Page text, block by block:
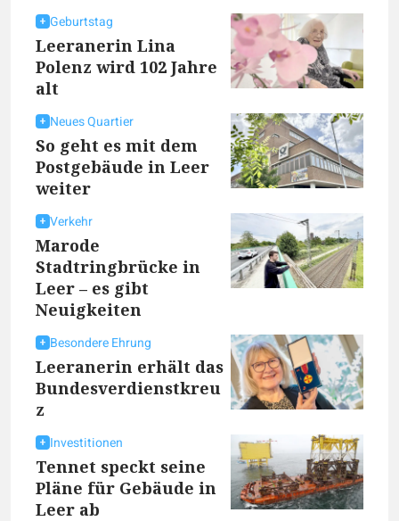
Geburtstag
Leeranerin Lina
Polenz wird 102 Jahre
alt
Neues Quartier
So geht es mit dem
Postgebäude in Leer
weiter
Verkehr
Marode
Stadtringbrücke in
Leer – es gibt
Neuigkeiten
Besondere Ehrung
Leeranerin erhält das
Bundesverdienstkreu
z
Investitionen
Tennet speckt seine
Pläne für Gebäude in
Leer ab